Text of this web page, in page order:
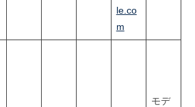
le.co
m
モデ